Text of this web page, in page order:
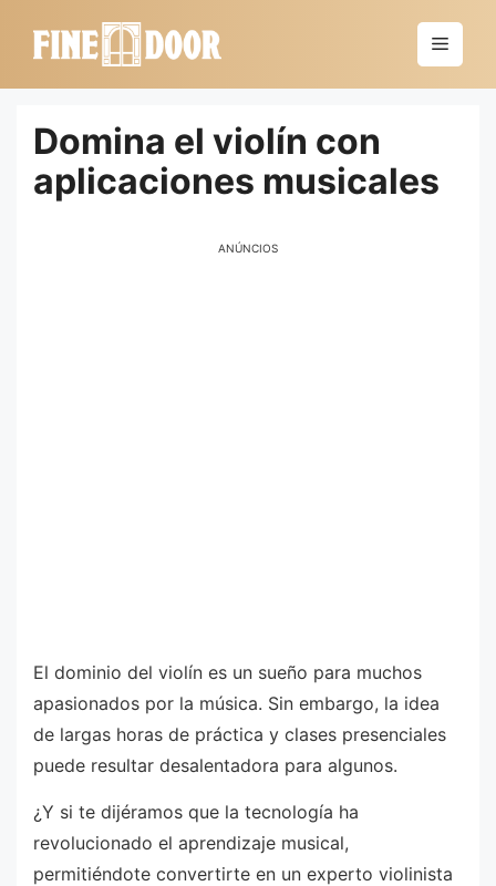
Menú
Domina el violín con
aplicaciones musicales
ANÚNCIOS
El dominio del violín es un sueño para muchos
apasionados por la música. Sin embargo, la idea
de largas horas de práctica y clases presenciales
puede resultar desalentadora para algunos.
¿Y si te dijéramos que la tecnología ha
revolucionado el aprendizaje musical,
permitiéndote convertirte en un experto violinista